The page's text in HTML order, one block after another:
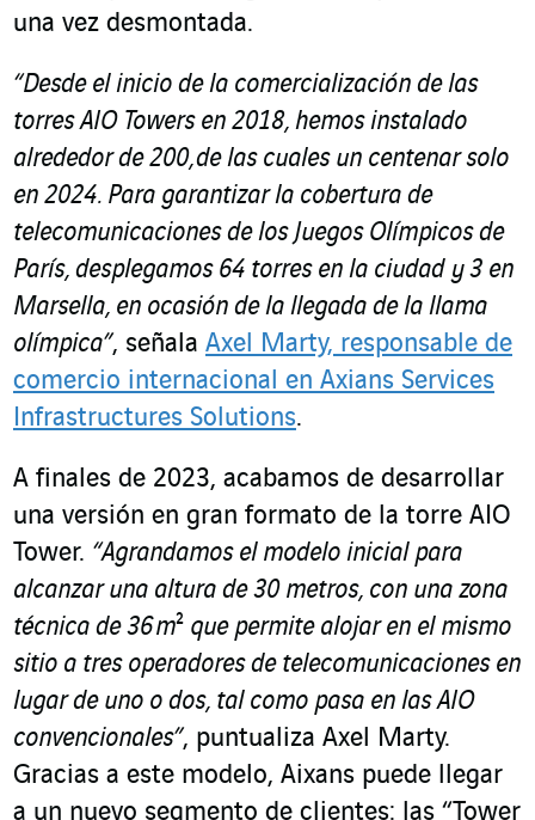
una vez desmontada.
“Desde el inicio de la comercialización de las
torres AIO Towers en 2018, hemos instalado
alrededor de 200, de las cuales un centenar solo
en 2024. Para garantizar la cobertura de
telecomunicaciones de los Juegos Olímpicos de
París, desplegamos 64 torres en la ciudad y 3 en
Marsella, en ocasión de la llegada de la llama
olímpica”, señala Axel Marty, responsable de
comercio internacional en Axians Services
Infrastructures Solutions.
A finales de 2023, acabamos de desarrollar
una versión en gran formato de la torre AIO
Tower. “Agrandamos el modelo inicial para
alcanzar una altura de 30 metros, con una zona
técnica de 36 m² que permite alojar en el mismo
sitio a tres operadores de telecomunicaciones en
lugar de uno o dos, tal como pasa en las AIO
convencionales”, puntualiza Axel Marty.
Gracias a este modelo, Aixans puede llegar
a un nuevo segmento de clientes: las “Tower